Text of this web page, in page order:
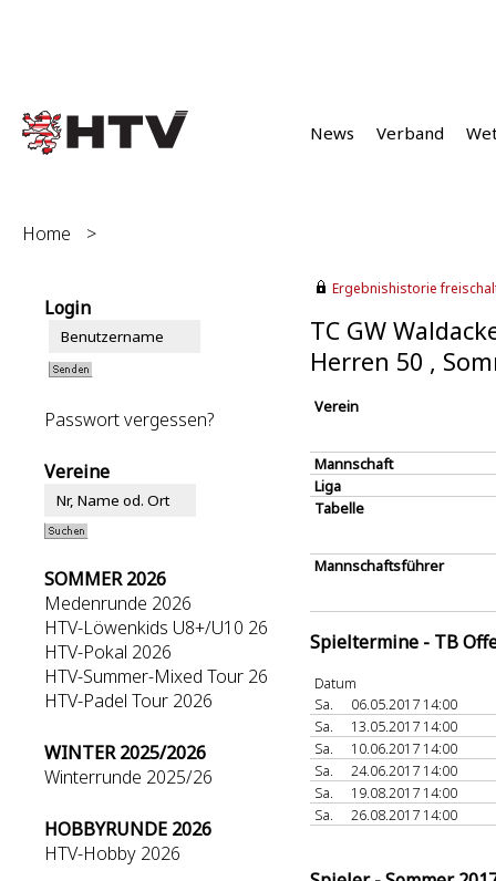
News Verband
Home >
Login
Passwort vergessen?
Vereine
SOMMER 2026
Medenrunde 2026
HTV-Löwenkids U8+/U10 26
HTV-Pokal 2026
HTV-Summer-Mixed Tour 26
HTV-Padel Tour 2026
WINTER 2025/2026
Winterrunde 2025/26
HOBBYRUNDE 2026
HTV-Hobby 2026
Ergebnishistorie
TC GW
Herren 50 ,
Verein
Mannschaft
Liga
Tabelle
Mannschaftsführer
Spieltermine - TB
Datum
Sa.
06.05.2017 14:00
Sa.
13.05.2017 14:00
Sa.
10.06.2017 14:00
Sa.
24.06.2017 14:00
Sa.
19.08.2017 14:00
Sa.
26.08.2017 14:00